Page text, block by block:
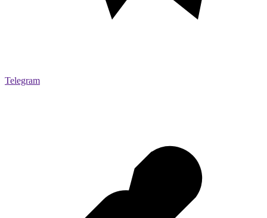
Telegram